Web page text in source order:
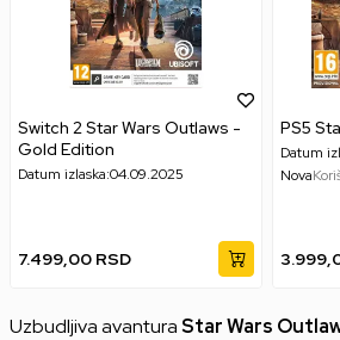
Switch 2 Star Wars Outlaws -
Gold Edition
Datum izlaska:04.09.2025
7.499,00 RSD
PS5
Datum
Nova
Uzbudljiva avanturaStar Wars